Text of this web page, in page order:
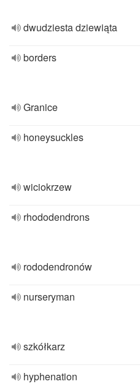
dwudziesta dziewiąta
borders
Granice
honeysuckles
wiciokrzew
rhododendrons
rododendronów
nurseryman
szkółkarz
hyphenation